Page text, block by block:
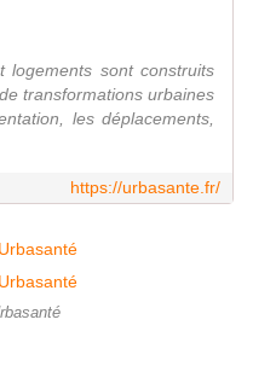
logements sont construits
transformations urbaines
les déplacements,
https://urbasante.fr/